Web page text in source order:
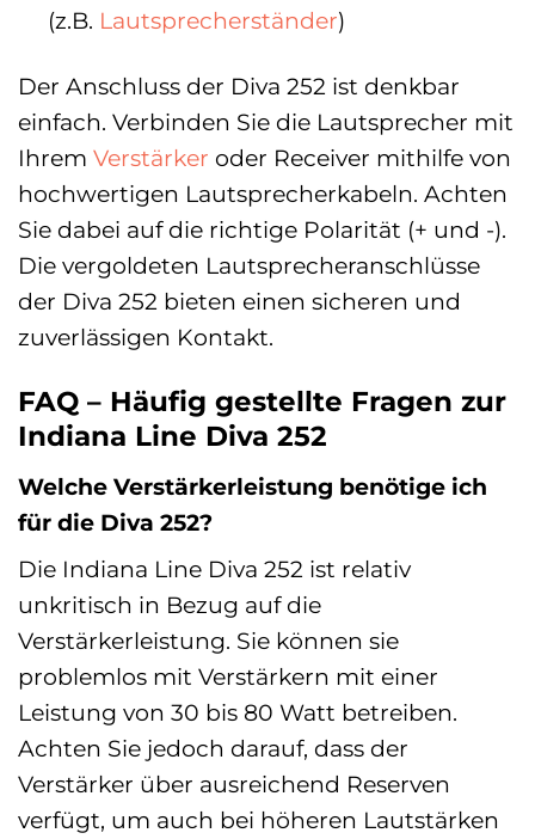
(z.B. Lautsprecherständer)
Der Anschluss der Diva 252 ist denkbar
einfach. Verbinden Sie die Lautsprecher mit
Ihrem Verstärker oder Receiver mithilfe von
hochwertigen Lautsprecherkabeln. Achten
Sie dabei auf die richtige Polarität (+ und -).
Die vergoldeten Lautsprecheranschlüsse
der Diva 252 bieten einen sicheren und
zuverlässigen Kontakt.
FAQ – Häufig gestellte Fragen zur
Indiana Line Diva 252
Welche Verstärkerleistung benötige ich
für die Diva 252?
Die Indiana Line Diva 252 ist relativ
unkritisch in Bezug auf die
Verstärkerleistung. Sie können sie
problemlos mit Verstärkern mit einer
Leistung von 30 bis 80 Watt betreiben.
Achten Sie jedoch darauf, dass der
Verstärker über ausreichend Reserven
verfügt, um auch bei höheren Lautstärken